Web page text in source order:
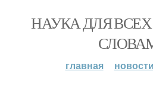
НАУКА ДЛЯ
главная новости